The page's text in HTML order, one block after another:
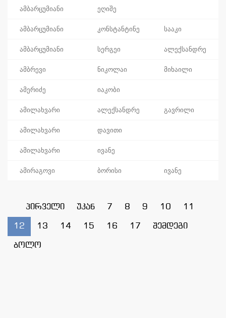
ამბარცუმიანი ეღიშე
ამბარცუმიანი კონსტანტინე სააკი
ამბარცუმიანი სერგეი ალექსანდრე
ამბრევი ნიკოლაი მიხაილი
ამერიძე იაკობი
ამილახვარი ალექსანდრე გავრილი
ამილახვარი დავითი
ამილახვარი ივანე
ამირაგოვი ბორისი ივანე
პირველი უკან 7 8 9 10 11
12 13 14 15 16 17 შემდეგი
ბოლო